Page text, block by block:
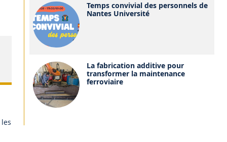
Temps convivial des personnels de
Nantes Université
La fabrication additive pour
transformer la maintenance
ferroviaire